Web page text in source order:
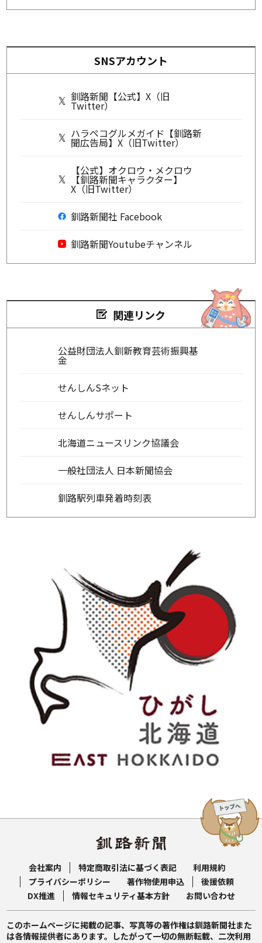
SNSアカウント
釧路新聞【公式】X（旧
Twitter）
ハラペコグルメガイド【釧路新
聞広告局】X（旧Twitter）
【公式】オクロウ・メクロウ
【釧路新聞キャラクター】
X（旧Twitter）
釧路新聞社 Facebook
釧路新聞Youtubeチャンネル
関連リンク
公益財団法人釧新教育芸術振興基
金
せんしんSネット
せんしんサポート
北海道ニュースリンク協議会
一般社団法人 日本新聞協会
釧路駅列車発着時刻表
会社案内 特定商取引法に基づく表記
利用規約
プライバシーポリシー
著作物使用申込
後援依頼
DX推進
情報セキュリティ基本方針 お問い合わせ
このホームページに掲載の記事、写真等の著作権は釧路新聞社また
は各情報提供者にあります。したがって一切の無断転載、二次利用